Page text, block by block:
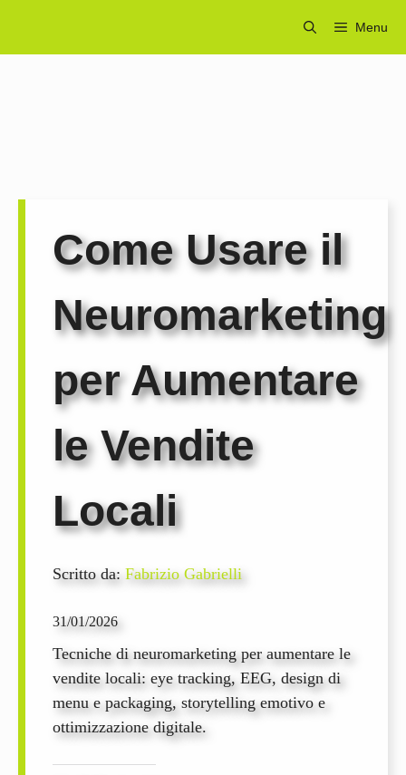
contenuto
Menu
Come Usare il
Neuromarketing
per Aumentare
le Vendite
Locali
Scritto da: Fabrizio Gabrielli
31/01/2026
Tecniche di neuromarketing per aumentare le
vendite locali: eye tracking, EEG, design di
menu e packaging, storytelling emotivo e
ottimizzazione digitale.